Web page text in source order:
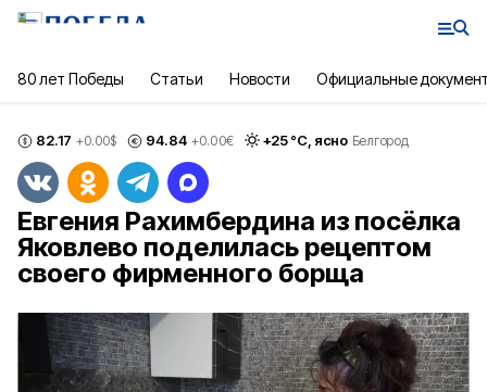
80 лет Победы Статьи Новости Официальные
82.17 +0.00$ 94.84 +0.00€ +25°С, ясно Белгород
Евгения Рахимбердина из посёлка
Яковлево поделилась рецептом
своего фирменного борща